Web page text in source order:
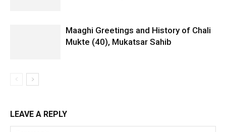
Maaghi Greetings and History of Chali
Mukte (40), Mukatsar Sahib
LEAVE A REPLY